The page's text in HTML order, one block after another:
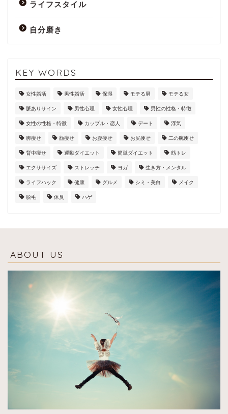
ライフスタイル
自分磨き
KEY WORDS
女性婚活 男性婚活 保湿 モテる男 モテる女
脈ありサイン 男性心理 女性心理 男性の性格・特徴
女性の性格・特徴 カップル・恋人 デート 浮気
脚痩せ 顔痩せ お腹痩せ お尻痩せ 二の腕痩せ
背中痩せ 運動ダイエット 簡単ダイエット 筋トレ
エクササイズ ストレッチ ヨガ 生き方・メンタル
ライフハック 健康 グルメ シミ・美白 メイク
脱毛 体臭 ハゲ
ABOUT US